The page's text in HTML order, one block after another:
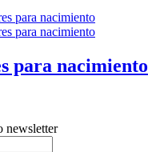
para nacimiento
newsletter